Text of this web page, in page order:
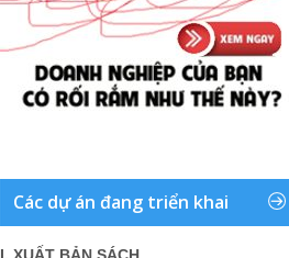
Các dự án đang triển khai
I. XUẤT BẢN SÁCH